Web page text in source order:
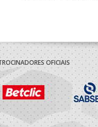
OFICIAIS